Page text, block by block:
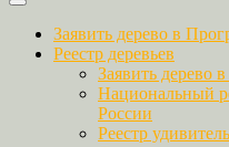
Заявить дерево в
Реестр деревьев
Заявить дерево
Национальный
России
Реестр